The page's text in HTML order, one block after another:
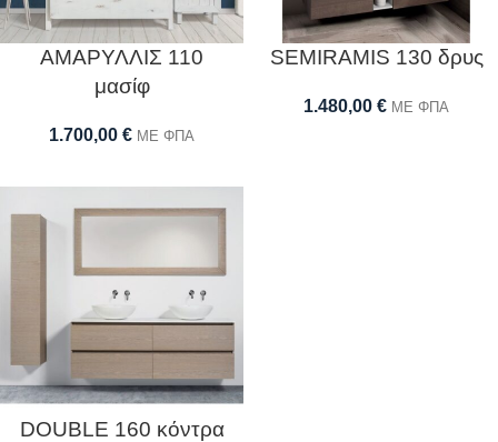
ΑΜΑΡΥΛΛΙΣ 110
μασίφ
1.700,00 € ΜΕ ΦΠΑ
SEMIRAMIS 130 δρυς
1.480,00 € ΜΕ ΦΠΑ
DOUBLE 160 κόντρα